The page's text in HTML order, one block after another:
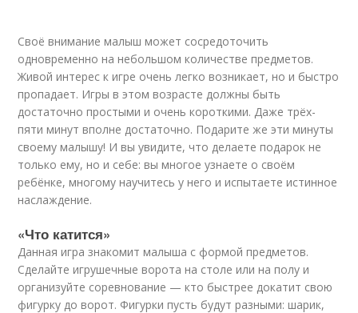
Своё внимание малыш может сосредоточить
одновременно на небольшом количестве предметов.
Живой интерес к игре очень легко возникает, но и быстро
пропадает. Игры в этом возрасте должны быть
достаточно простыми и очень короткими. Даже трёх-
пяти минут вполне достаточно. Подарите же эти минуты
своему малышу! И вы увидите, что делаете подарок не
только ему, но и себе: вы многое узнаете о своём
ребёнке, многому научитесь у него и испытаете истинное
наслаждение.
«Что катится»
Данная игра знакомит малыша с формой предметов.
Сделайте игрушечные ворота на столе или на полу и
организуйте соревнование — кто быстрее докатит свою
фигурку до ворот. Фигурки пусть будут разными: шарик,